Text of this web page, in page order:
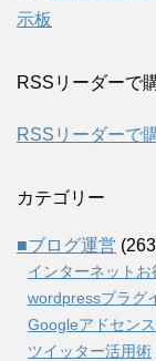
示板
RSSリーダーで
RSSリーダーで
カテゴリー
■ブログ運営
インターネットお
wordpressプラグ
Googleアドセン
ツイッター活用術